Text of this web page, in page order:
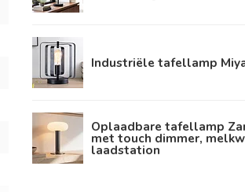
Industriële tafellamp
Oplaadbare tafellamp
met touch dimmer,
laadstation